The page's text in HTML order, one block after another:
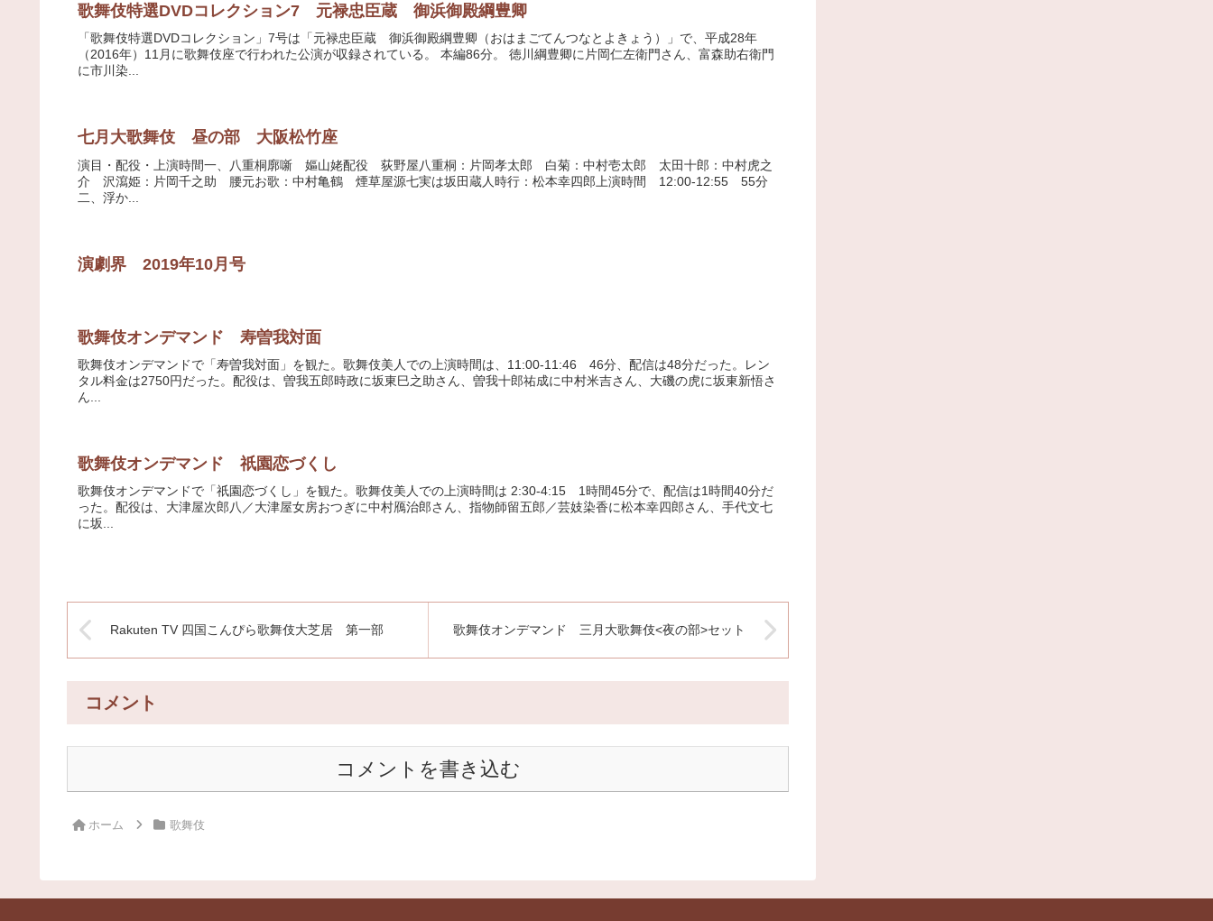
歌舞伎特選DVDコレクション7 元禄忠臣蔵 御浜御殿綱豊卿
「歌舞伎特選DVDコレクション」7号は「元禄忠臣蔵 御浜御殿綱豊卿（おはまごてんつなとよきょう）」で、平成28年
（2016年）11月に歌舞伎座で行われた公演が収録されている。 本編86分。 徳川綱豊卿に片岡仁左衛門さん、富森助右衛門
に市川染...
七月大歌舞伎 昼の部 大阪松竹座
演目・配役・上演時間一、八重桐廓噺 嫗山姥配役 荻野屋八重桐：片岡孝太郎 白菊：中村壱太郎 太田十郎：中村虎之
介 沢瀉姫：片岡千之助 腰元お歌：中村亀鶴 煙草屋源七実は坂田蔵人時行：松本幸四郎上演時間 12:00-12:55 55分
二、浮か...
演劇界 2019年10月号
歌舞伎オンデマンド 寿曽我対面
歌舞伎オンデマンドで「寿曽我対面」を観た。歌舞伎美人での上演時間は、11:00-11:46 46分、配信は48分だった。レン
タル料金は2750円だった。配役は、曽我五郎時政に坂東巳之助さん、曽我十郎祐成に中村米吉さん、大磯の虎に坂東新悟さ
ん...
歌舞伎オンデマンド 祇園恋づくし
歌舞伎オンデマンドで「祇園恋づくし」を観た。歌舞伎美人での上演時間は 2:30-4:15 1時間45分で、配信は1時間40分だ
った。配役は、大津屋次郎八／大津屋女房おつぎに中村鴈治郎さん、指物師留五郎／芸妓染香に松本幸四郎さん、手代文七
に坂...
Rakuten TV 四国こんぴら歌舞伎大芝居 第一部 歌舞伎オンデマンド 三月大歌舞伎<夜の部>セット
コメント
コメントを書き込む
ホーム 歌舞伎